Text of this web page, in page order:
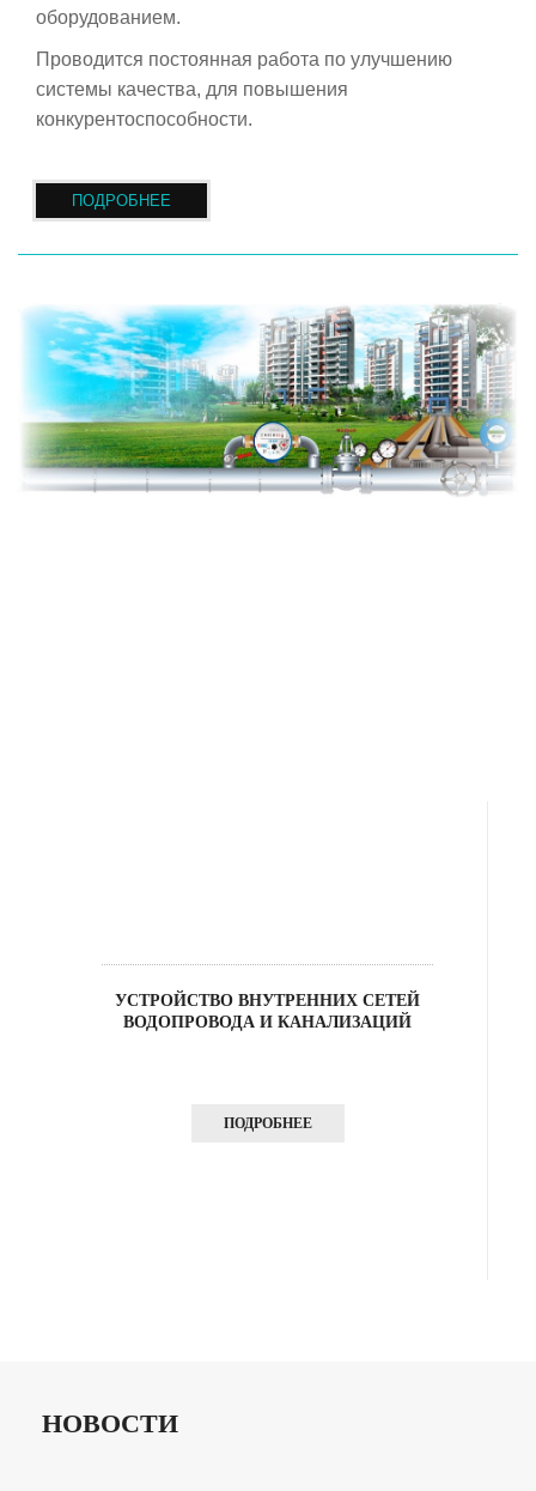
оборудованием.
Проводится постоянная работа по улучшению
системы качества, для повышения
конкурентоспособности.
ПОДРОБНЕЕ
УСТРОЙСТВО ВНУТРЕННИХ СЕТЕЙ
ВОДОПРОВОДА И КАНАЛИЗАЦИЙ
ПОДРОБНЕЕ
НОВОСТИ